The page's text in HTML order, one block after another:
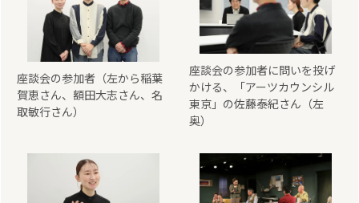
座談会の参加者（左から稲葉
賀恵さん、額田大志さん、名
取敏行さん）
座談会の参加者に問いを投げ
かける、「アーツカウンシル
東京」の佐藤泰紀さん（左
奥）